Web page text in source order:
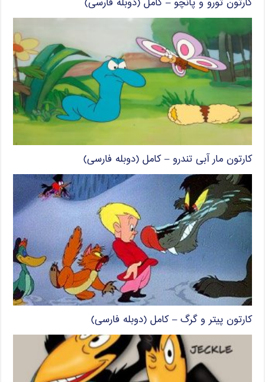
کارتون مار آبی تندرو – کامل (دوبله فارسی)
کارتون پیتر و گرگ – کامل (دوبله فارسی)